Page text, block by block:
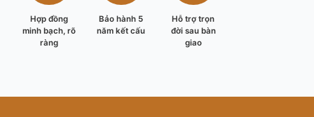
Hợp đồng
minh bạch, rõ
ràng
Bảo hành 5
năm kết cấu
Hỗ trợ trọn
đời sau bàn
giao